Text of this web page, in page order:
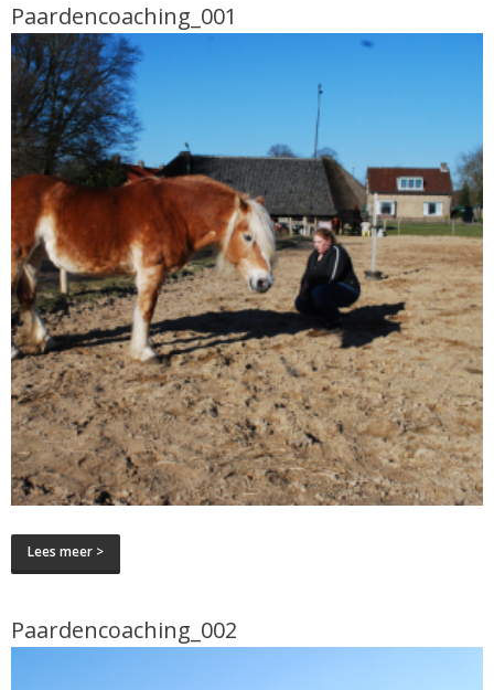
Paardencoaching_001
Lees meer >
Paardencoaching_002